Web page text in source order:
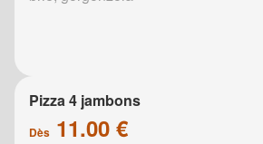
Pizza 4 jambons
Dès 11.00 €